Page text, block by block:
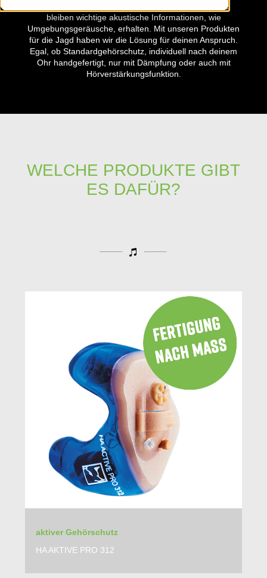
Lärm auf ein unschädliches Niveau ab. Gleichzeitig
bleiben wichtige akustische Informationen, wie
Umgebungsgeräusche, erhalten. Mit unseren Produkten
für die Jagd haben wir die Lösung für deinen Anspruch.
Egal, ob Standardgehörschutz, individuell nach deinem
Ohr handgefertigt, nur mit Dämpfung oder auch mit
Hörverstärkungsfunktion.
WELCHE PRODUKTE GIBT
ES DAFÜR?
aktiver Gehörschutz
HA AKTIVE PRO 312